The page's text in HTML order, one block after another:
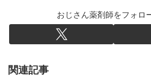
おじさん薬剤師をフォロ
関連記事